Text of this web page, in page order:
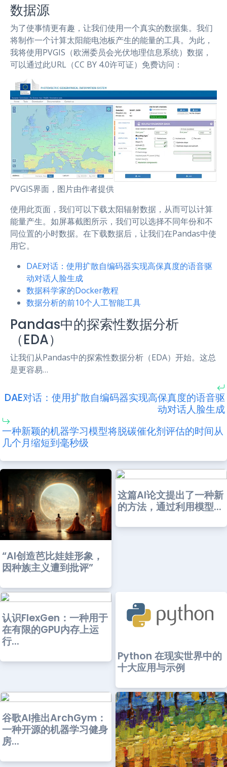
数据源
为了使事情更有趣，让我们使用一个真实的数据集。我们
将制作一个计算太阳能电池板产生的能量的工具。为此，
我将使用PVGIS（欧洲委员会光伏地理信息系统）数据，
可以通过此URL（CC BY 4.0许可证）免费访问：
PVGIS界面，图片由作者提供
使用此页面，我们可以下载太阳辐射数据，从而可以计算
能量产生。如屏幕截图所示，我们可以选择不同年份和不
同位置的小时数据。在下载数据后，让我们在Pandas中使
用它。
DAE对话：使用扩散自编码器实现高保真度的语音驱
动对话人脸生成
数据科学家的Docker教程
数据分析的前10个人工智能工具
Pandas中的探索性数据分析
（EDA）
让我们从Pandas中的探索性数据分析（EDA）开始。这总
是更容易…
DAE对话：使用扩散自编码器实现高保真度的语音驱
动对话人脸生成
一种新颖的机器学习模型将脱碳催化剂评估的时间从
几个月缩短到毫秒级
“AI创造芭比娃娃形象，
因种族主义遭到批评”
这篇AI论文提出了一种新
的方法，通过利用模型...
认识FlexGen：一种用于
在有限的GPU内存上运
行...
Python 在现实世界中的
十大应用与示例
谷歌AI推出ArchGym：
一种开源的机器学习健身
房...